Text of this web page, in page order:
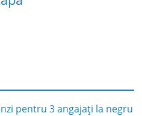
pentru 3 angajați la negru